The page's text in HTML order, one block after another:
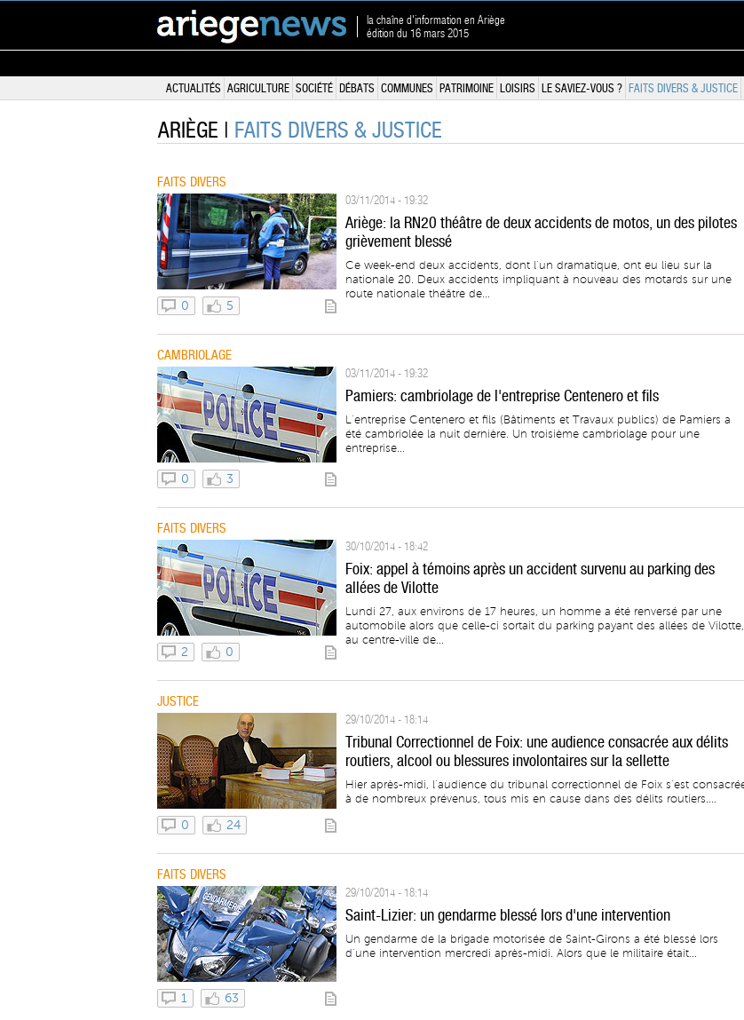
la chaîne d'information en Ariège
édition du 16 mars 2015
ACTUALITÉS AGRICULTURE SOCIÉTÉ DÉBATS COMMUNES PATRIMOINE LOISIRS LE SAVIEZ-VOUS ? FAITS DIVERS & JUSTICE
ARIÈGE | FAITS DIVERS & JUSTICE
FAITS DIVERS
0 5
03/11/2014 - 19:32
Ariège: la RN20 théâtre de deux accidents de motos, un des pilotes
grièvement blessé
Ce week-end deux accidents, dont l’un dramatique, ont eu lieu sur la
nationale 20. Deux accidents impliquant à nouveau des motards sur une
route nationale théâtre de...
CAMBRIOLAGE
0 3
03/11/2014 - 19:32
Pamiers: cambriolage de l'entreprise Centenero et fils
L’entreprise Centenero et fils (Bâtiments et Travaux publics) de Pamiers a
été cambriolée la nuit dernière. Un troisième cambriolage pour une
entreprise...
FAITS DIVERS
2 0
30/10/2014 - 18:42
Foix: appel à témoins après un accident survenu au parking des
allées de Vilotte
Lundi 27, aux environs de 17 heures, un homme a été renversé par une
automobile alors que celle-ci sortait du parking payant des allées de Vilotte,
au centre-ville de...
JUSTICE
0 24
29/10/2014 - 18:14
Tribunal Correctionnel de Foix: une audience consacrée aux délits
routiers, alcool ou blessures involontaires sur la sellette
Hier après-midi, l’audience du tribunal correctionnel de Foix s’est
à de nombreux prévenus, tous mis en cause dans des délits routiers....
FAITS DIVERS
1 63
29/10/2014 - 18:14
Saint-Lizier: un gendarme blessé lors d'une intervention
Un gendarme de la brigade motorisée de Saint-Girons a été blessé lors
d’une intervention mercredi après-midi. Alors que le militaire était...